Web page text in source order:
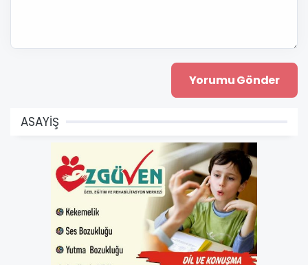
ASAYİŞ